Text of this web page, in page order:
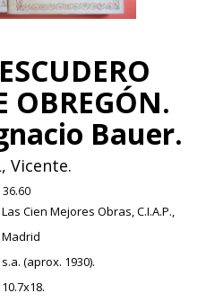
OBREGÓN.
Bauer.
Vicente.
36.60
Las Cien Mejores Obras, C.I.A.P.,
Madrid
s.a. (aprox. 1930).
10.7x18.